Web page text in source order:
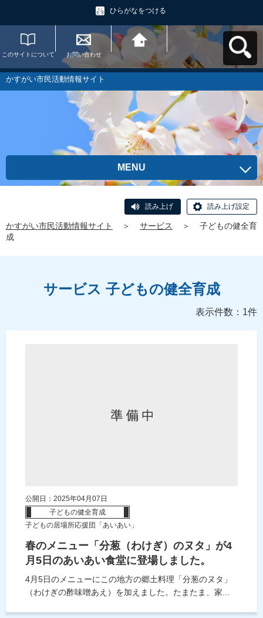
ひらがなをつける
このサイトについて お問い合わせ
かすがい市民活動情
報サイトへ戻る
かすがい市民活動情報サイト
MENU
読み上げ 読み上げ設定
かすがい市民活動情報サイト ＞ サービス ＞
子どもの健全育
成
サービス 子どもの健全育成
表示件数：1件
公開日：2025年04月07日
子どもの健全育成
子どもの居場所応援団「あいあい」
春のメニュー「分葱（わけぎ）のヌタ」が4
月5日のあいあい食堂に登場しました。
4月5日のメニューにこの地方の郷土料理「分葱のヌタ」
（わけぎの酢味噌あえ）を加えました。たまたま、家...